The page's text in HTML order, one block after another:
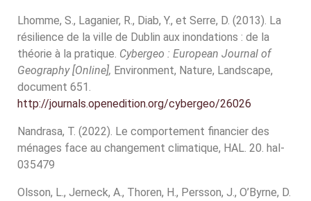
Lhomme, S., Laganier, R., Diab, Y., et Serre, D. (2013). La
résilience de la ville de Dublin aux inondations : de la
théorie à la pratique. Cybergeo : European Journal of
Geography [Online], Environment, Nature, Landscape,
document 651.
http://journals.openedition.org/cybergeo/26026
Nandrasa, T. (2022). Le comportement financier des
ménages face au changement climatique, HAL. 20. hal-
035479
Olsson, L., Jerneck, A., Thoren, H., Persson, J., O’Byrne, D.